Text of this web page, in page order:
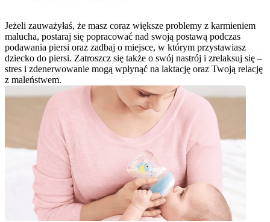
Jeżeli zauważyłaś, że masz coraz większe problemy z karmieniem
malucha, postaraj się popracować nad swoją postawą podczas
podawania piersi oraz zadbaj o miejsce, w którym przystawiasz
dziecko do piersi. Zatroszcz się także o swój nastrój i zrelaksuj się –
stres i zdenerwowanie mogą wpłynąć na laktację oraz Twoją relację
z maleństwem.